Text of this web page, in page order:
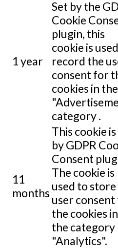
1 year
Set by the
Cookie
plugin, this
cookie is
record the
consent for
cookies in the
category .
11
months
This cookie
by GDPR
Consent
The cookie is
used to
user
the cookies in
the category
"Analytics".